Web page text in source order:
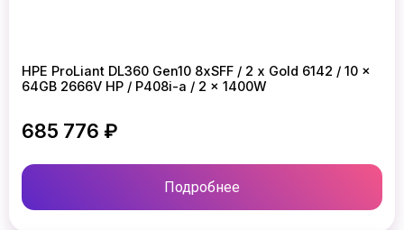
HPE ProLiant DL360 Gen10 8xSFF / 2 x Gold 6142 / 10 x
64GB 2666V HP / P408i-a / 2 x 1400W
685 776 ₽
Подробнее